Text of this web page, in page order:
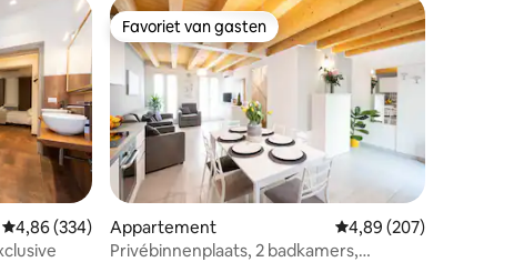
recensies
Gemiddelde beoordeling van 4,86 op 5, 334 recensies
4,86 (334)
Favoriet van gasten
Favoriet van gasten
Appartement Gemiddelde
4,89 (207)
Privébinnenplaats, 2 badkamers,